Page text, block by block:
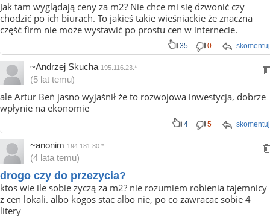
Jak tam wyglądają ceny za m2? Nie chce mi się dzwonić czy
chodzić po ich biurach. To jakieś takie wieśniackie że znaczna
część firm nie może wystawić po prostu cen w internecie.
skomentuj
35 0
~Andrzej Skucha 195.116.23.*
(5 lat temu)
ale Artur Beń jasno wyjaśnił że to rozwojowa inwestycja, dobrze
wpłynie na ekonomie
skomentuj
4 5
~anonim 194.181.80.*
(4 lata temu)
drogo czy do przezycia?
ktos wie ile sobie zyczą za m2? nie rozumiem robienia tajemnicy
z cen lokali. albo kogos stac albo nie, po co zawracac sobie 4
litery